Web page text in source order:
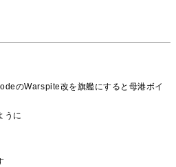
のWarspite改を旗艦にすると母港ボイ
うに